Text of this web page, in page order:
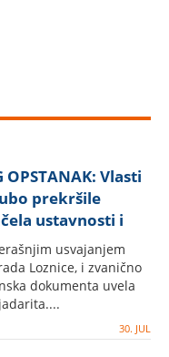
OPSTANAK: Vlasti
prekršile
ustavnosti i
usvajanjem
Loznice, i zvanično
dokumenta uvela
30. JUL